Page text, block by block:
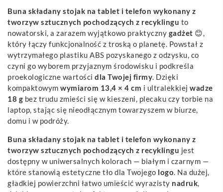
Buna składany stojak na tablet i telefon wykonany z
tworzyw sztucznych pochodzących z recyklingu to
nowatorski, a zarazem wyjątkowo praktyczny gadżet 😊,
który łączy funkcjonalność z troską o planetę. Powstał z
wytrzymałego plastiku ABS pozyskanego z odzysku, co
czyni go wyborem przyjaznym środowisku i podkreśla
proekologiczne wartości dla Twojej firmy. Dzięki
kompaktowym wymiarom 13,4 × 4 cm i ultralekkiej wadze
18 g bez trudu zmieści się w kieszeni, plecaku czy torbie na
laptop, stając się nieodłącznym towarzyszem w biurze,
domu i w podróży.
Buna składany stojak na tablet i telefon wykonany z
tworzyw sztucznych pochodzących z recyklingu jest
dostępny w uniwersalnych kolorach — białym i czarnym —
które stanowią estetyczne tło dla Twojego logo. Na dużej,
gładkiej powierzchni łatwo umieścić wyrazisty nadruk,